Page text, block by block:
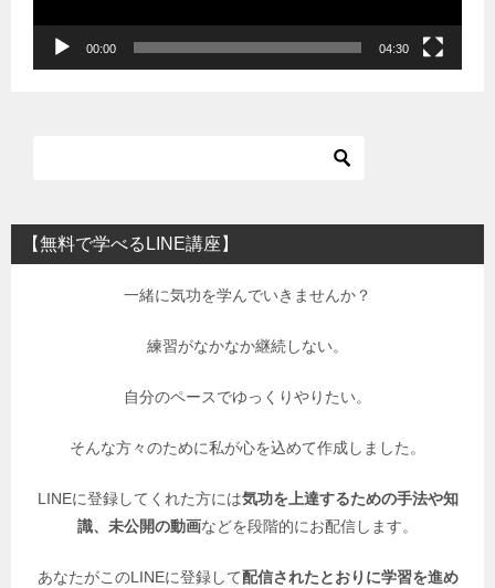
00:00 04:30
【無料で学べるLINE講座】
一緒に気功を学んでいきませんか？
練習がなかなか継続しない。
自分のペースでゆっくりやりたい。
そんな方々のために私が心を込めて作成しました。
LINEに登録してくれた方には気功を上達するための手法や知
識、未公開の動画などを段階的にお配信します。
あなたがこのLINEに登録して配信されたとおりに学習を進め